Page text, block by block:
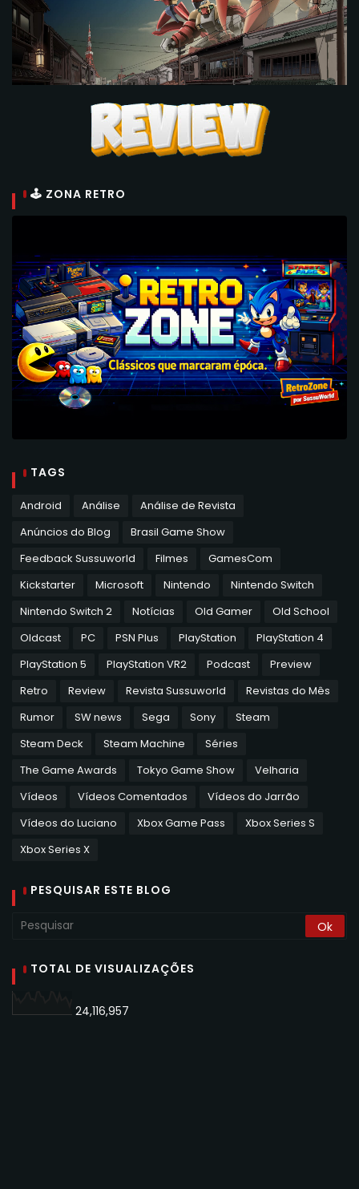
🕹 ZONA RETRO
TAGS
Android Análise
Análise de Revista
Anúncios do Blog
Brasil Game Show
Feedback Sussuworld
Filmes
GamesCom
Kickstarter
Microsoft Nintendo
Nintendo Switch
Nintendo Switch 2
Notícias Old Gamer
Old School
Oldcast
PC PSN Plus PlayStation
PlayStation 4
PlayStation 5
PlayStation VR2 Podcast
Preview
Retro
Review Revista Sussuworld
Revistas do Mês
Rumor
SW news Sega Sony
Steam
Steam Deck
Steam Machine
Séries
The Game Awards
Tokyo Game Show
Velharia
Vídeos
Vídeos Comentados
Vídeos do Jarrão
Vídeos do Luciano
Xbox Game Pass
Xbox Series S
Xbox Series X
PESQUISAR ESTE BLOG
TOTAL DE VISUALIZAÇÕES
24,116,957